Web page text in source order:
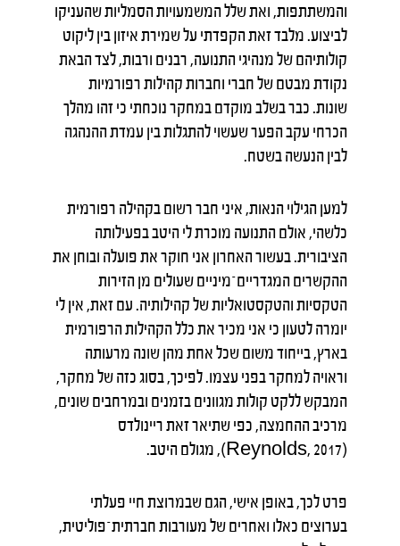
והמשתתפות, ואת שלל המשמעויות הסמליות שהעניקו
לביצוע. מלבד זאת הקפדתי על שמירת איזון בין ליקוט
קולותיהם של מנהיגי התנועה, רבנים ורבות, לצד הבאת
נקודת מבטם של חברי וחברות קהילות רפורמיות
שונות. כבר בשלב מוקדם במחקר נוכחתי כי זהו מהלך
הכרחי עקב הפער שעשוי להתגלות בין עמדת ההנהגה
לבין הנעשה בשטח.
למען הגילוי הנאות, איני חבר רשום בקהילה רפורמית
כלשהי, אולם התנועה מוכרת לי היטב בפעילותה
הציבורית. בעשור האחרון אני חוקר את פועלה ובוחן את
ההקשרים המגדריים־מיניים שעולים מן הזירות
הטקסיות והטקסטואליות של קהילותיה. עם זאת, אין לי
יומרה לטעון כי אני מכיר את כלל הקהילות הרפורמית
בארץ, בייחוד משום שכל אחת מהן שונה מרעותה
וראויה למחקר בפני עצמו. לפיכך, בסוג כזה של מחקר,
המבקש ללקט קולות מגוונים בזמנים ובמרחבים שונים,
מרכיב ההחמצה, כפי שתיאר זאת ריינולדס
(Reynolds, 2017), מגולם היטב.
פרט לכך, באופן אישי, הגם שבמרוצת חיי פעלתי
בערוצים כאלו ואחרים של מעורבות חברתית־פוליטית,